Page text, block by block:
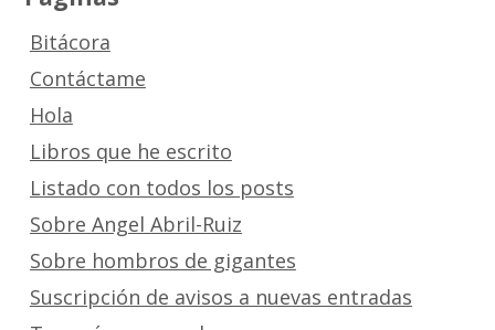
Bitácora
Contáctame
Hola
Libros que he escrito
Listado con todos los posts
Sobre Angel Abril-Ruiz
Sobre hombros de gigantes
Suscripción de avisos a nuevas entradas